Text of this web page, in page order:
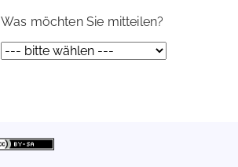
Was möchten Sie mitteilen?